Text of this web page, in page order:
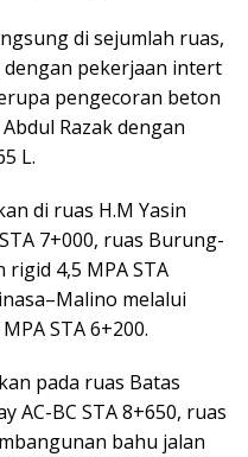
di sejumlah ruas,
pekerjaan intert
pengecoran beton
Razak dengan
L.
di ruas H.M Yasin
7+000, ruas Burung-
4,5 MPA STA
melalui
STA 6+200.
pada ruas Batas
AC-BC STA 8+650, ruas
bahu jalan